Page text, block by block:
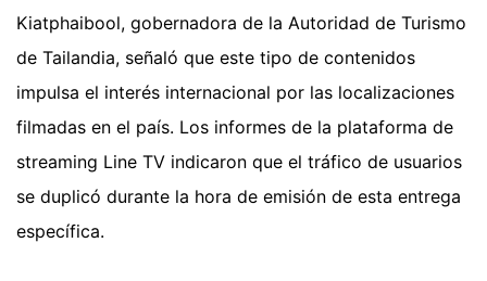
Kiatphaibool, gobernadora de la Autoridad de Turismo
de Tailandia, señaló que este tipo de contenidos
impulsa el interés internacional por las localizaciones
filmadas en el país. Los informes de la plataforma de
streaming Line TV indicaron que el tráfico de usuarios
se duplicó durante la hora de emisión de esta entrega
específica.